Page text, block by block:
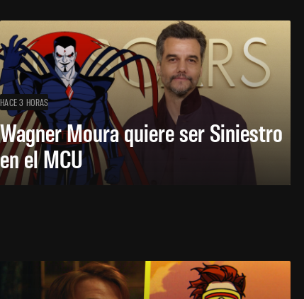
HACE 3 HORAS
Wagner Moura quiere ser Siniestro
en el MCU